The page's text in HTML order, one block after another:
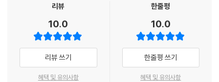
리뷰
10.0
리뷰 쓰기
혜택 및 유의사항
한줄평
10.0
한줄평 쓰기
혜택 및 유의사항